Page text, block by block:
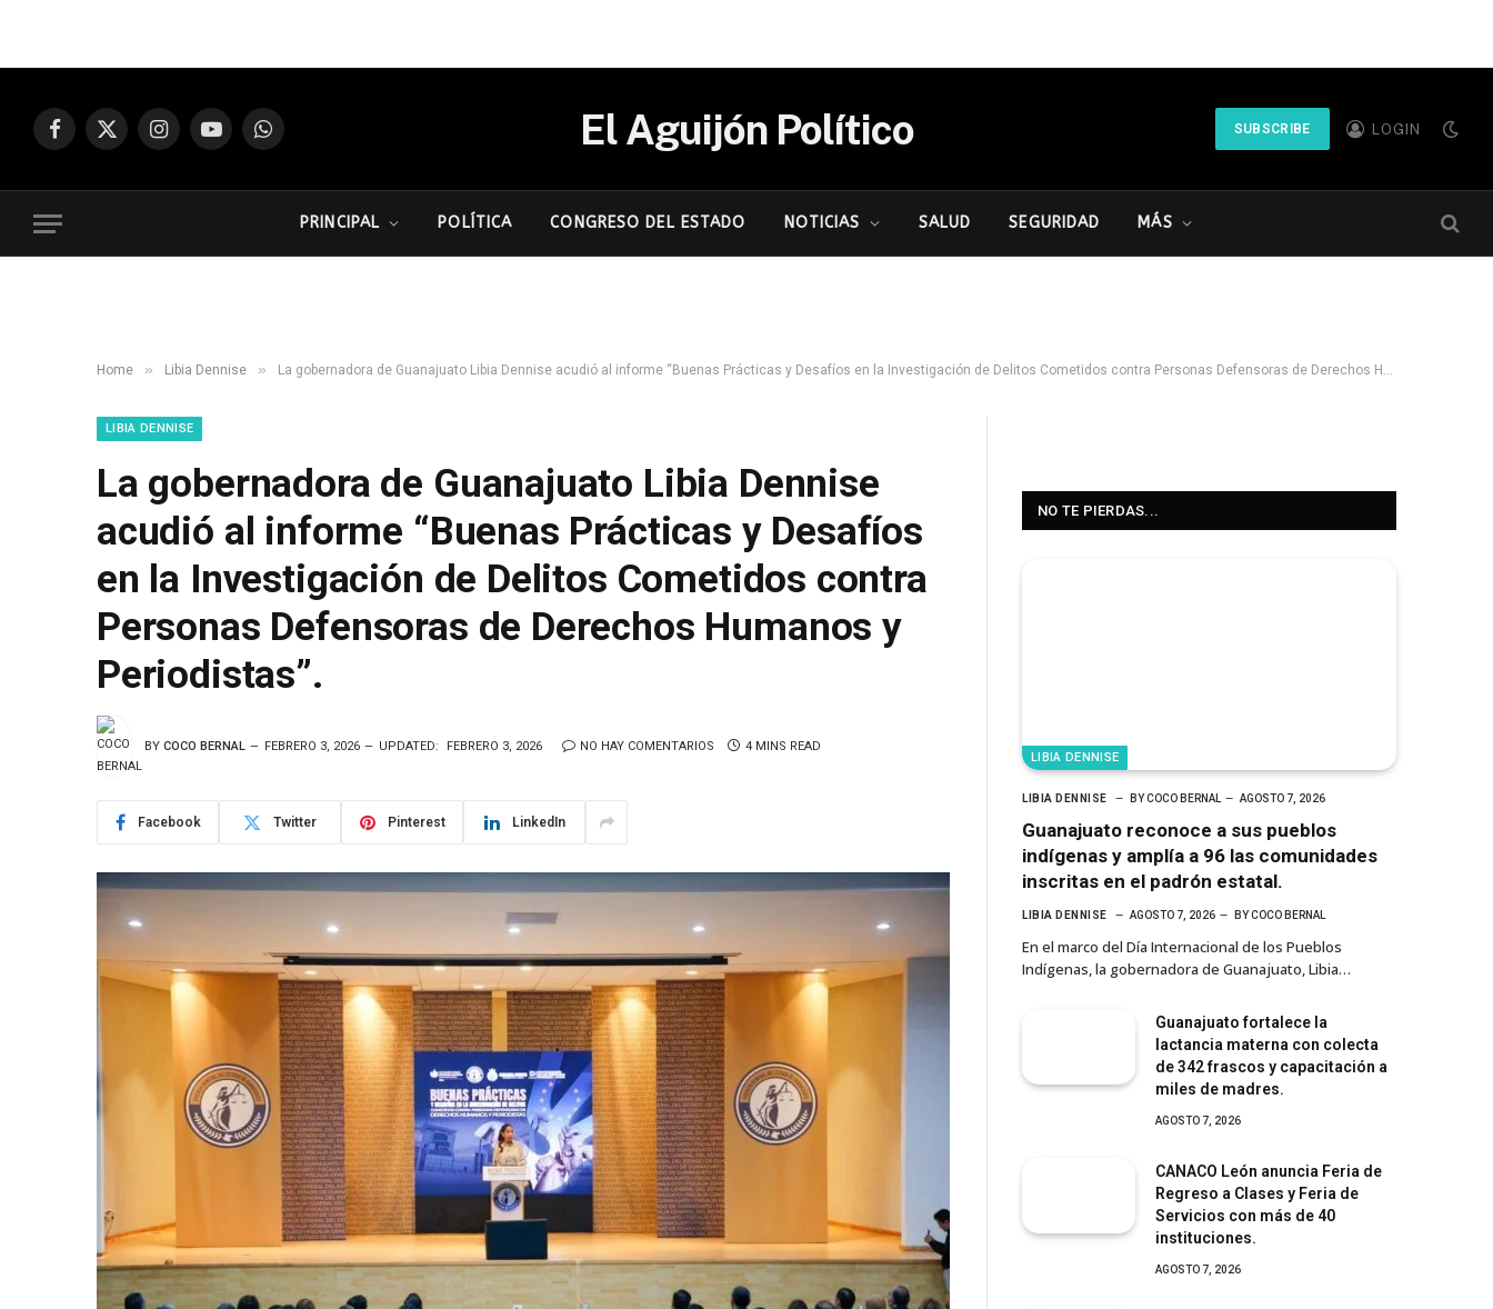
Facebook
X
InstagramYouTubeWhatsApp El Aguijón Político SUBSCRIBE LOGIN
PRINCIPAL POLÍTICA CONGRESO DEL ESTADO NOTICIAS SALUD SEGURIDAD MÁS
Home » Libia Dennise » La gobernadora de Guanajuato Libia Dennise acudió al informe “Buenas Prácticas y Desafíos en la Investigación de Delitos Cometidos contra Personas Defensoras de Derechos Humanos y Periodistas”.
LIBIA DENNISE
La gobernadora de Guanajuato Libia Dennise
acudió al informe “Buenas Prácticas y Desafíos
en la Investigación de Delitos Cometidos contra
Personas Defensoras de Derechos Humanos y
Periodistas”.
BY COCO BERNAL FEBRERO 3, 2026 UPDATED: FEBRERO 3, 2026 NO HAY COMENTARIOS 4 MINS READ
Facebook Twitter Pinterest LinkedIn
NO TE PIERDAS...
LIBIA DENNISE
LIBIA DENNISE BY COCO BERNAL AGOSTO 7, 2026
Guanajuato reconoce a sus pueblos
indígenas y amplía a 96 las comunidades
inscritas en el padrón estatal.
LIBIA DENNISE AGOSTO 7, 2026 BY COCO BERNAL
En el marco del Día Internacional de los Pueblos
Indígenas, la gobernadora de Guanajuato, Libia…
Guanajuato fortalece la
lactancia materna con colecta
de 342 frascos y capacitación a
miles de madres.
AGOSTO 7, 2026
CANACO León anuncia Feria de
Regreso a Clases y Feria de
Servicios con más de 40
instituciones.
AGOSTO 7, 2026